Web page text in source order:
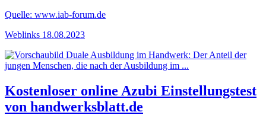
Quelle: www.iab-forum.de
Weblinks 18.08.2023
Kostenloser online Azubi Einstellungstest
von handwerksblatt.de